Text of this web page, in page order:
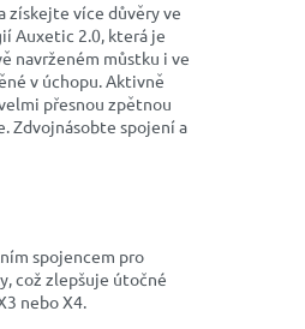
získejte více důvěry ve
Auxetic 2.0, která je
navrženém můstku i ve
v úchopu. Aktivně
přesnou zpětnou
Zdvojnásobte spojení a
spojencem pro
což zlepšuje útočné
nebo X4.